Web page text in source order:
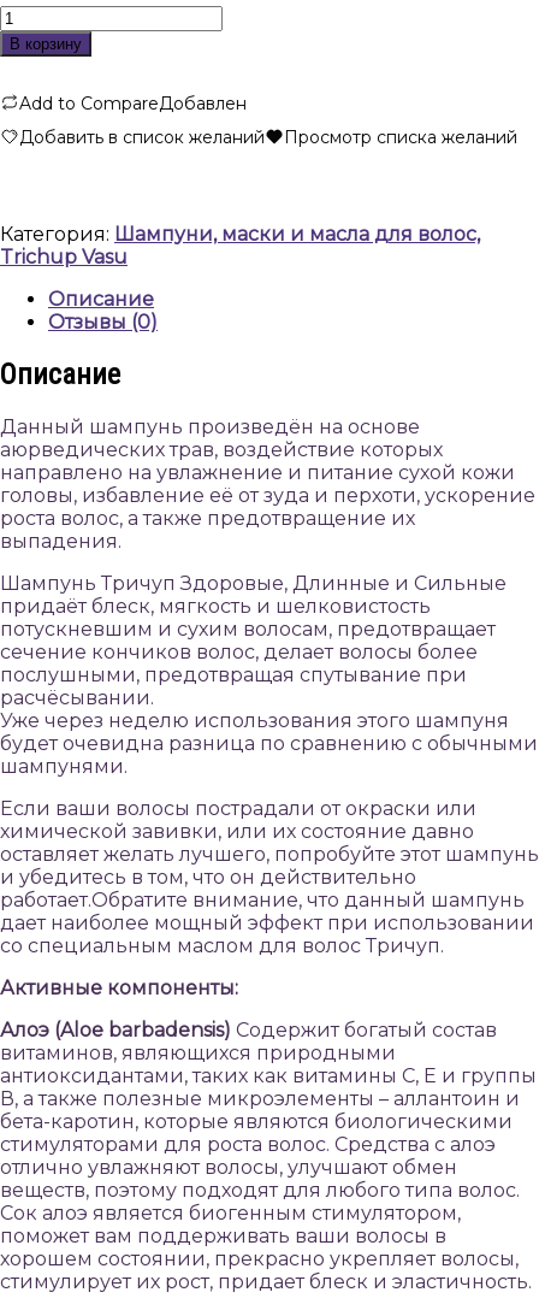
430,00 ₽.
Количество
товара
Шампунь
длинные
и
сильные,
экстрактом
трав,
200
мл,
Trichup,
В корзину
Add to CompareДобавлен
Добавить в список желаний
Просмотр списка желаний
Категория: Шампуни, маски и масла для волос,
Trichup Vasu
Описание
Отзывы (0)
Описание
Данный шампунь произведён на основе
аюрведических трав, воздействие которых
направлено на увлажнение и питание сухой кожи
головы, избавление её от зуда и перхоти, ускорение
роста волос, а также предотвращение их
выпадения.
Шампунь Тричуп Здоровые, Длинные и Сильные
придаёт блеск, мягкость и шелковистость
потускневшим и сухим волосам, предотвращает
сечение кончиков волос, делает волосы более
послушными, предотвращая спутывание при
расчёсывании.
Уже через неделю использования этого шампуня
будет очевидна разница по сравнению с обычными
шампунями.
Если ваши волосы пострадали от окраски или
химической завивки, или их состояние давно
оставляет желать лучшего, попробуйте этот шампунь
и убедитесь в том, что он действительно
работает.Обратите внимание, что данный шампунь
дает наиболее мощный эффект при использовании
со специальным маслом для волос Тричуп.
Активные компоненты:
Алоэ (Aloe barbadensis) Содержит богатый состав
витаминов, являющихся природными
антиоксидантами, таких как витамины С, Е и группы
В, а также полезные микроэлементы – аллантоин и
бета-каротин, которые являются биологическими
стимуляторами для роста волос. Средства с алоэ
отлично увлажняют волосы, улучшают обмен
веществ, поэтому подходят для любого типа волос.
Сок алоэ является биогенным стимулятором,
поможет вам поддерживать ваши волосы в
хорошем состоянии, прекрасно укрепляет волосы,
стимулирует их рост, придает блеск и эластичность.